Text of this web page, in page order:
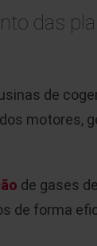
das
de
motores,
de gases
de forma